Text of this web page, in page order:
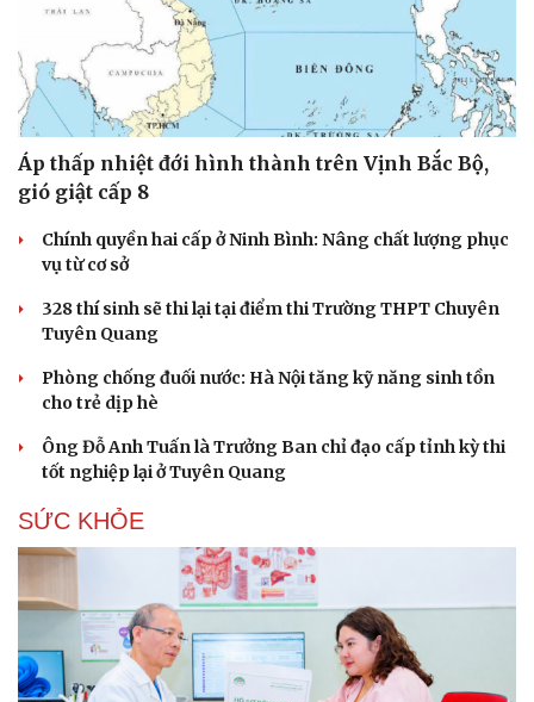
Cải chính
Áp thấp nhiệt đới hình thành trên Vịnh Bắc Bộ,
gió giật cấp 8
Chính quyền hai cấp ở Ninh Bình: Nâng chất lượng phục
vụ từ cơ sở
328 thí sinh sẽ thi lại tại điểm thi Trường THPT Chuyên
Tuyên Quang
Phòng chống đuối nước: Hà Nội tăng kỹ năng sinh tồn
cho trẻ dịp hè
Ông Đỗ Anh Tuấn là Trưởng Ban chỉ đạo cấp tỉnh kỳ thi
tốt nghiệp lại ở Tuyên Quang
SỨC KHỎE